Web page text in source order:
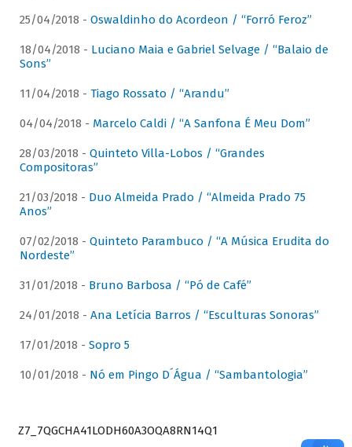
25/04/2018 - Oswaldinho do Acordeon / “Forró Feroz”
18/04/2018 - Luciano Maia e Gabriel Selvage / “Balaio de
Sons”
11/04/2018 - Tiago Rossato / “Arandu”
04/04/2018 - Marcelo Caldi / “A Sanfona É Meu Dom”
28/03/2018 - Quinteto Villa-Lobos / “Grandes
Compositoras”
21/03/2018 - Duo Almeida Prado / “Almeida Prado 75
Anos”
07/02/2018 - Quinteto Parambuco / “A Música Erudita do
Nordeste”
31/01/2018 - Bruno Barbosa / “Pó de Café”
24/01/2018 - Ana Letícia Barros / “Esculturas Sonoras”
17/01/2018 - Sopro 5
10/01/2018 - Nó em Pingo D´Água / “Sambantologia”
Z7_7QGCHA41LODH60A3OQA8RN14Q1